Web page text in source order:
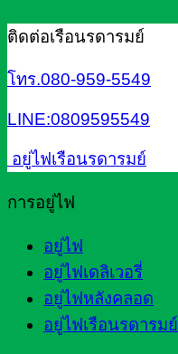
ติดต่อเรือนรดารมย์
โทร.080-959-5549
LINE:0809595549
อยู่ไฟเรือนรดารมย์
การอยู่ไฟ
อยู่ไฟ
อยู่ไฟเดลิเวอรี่
อยู่ไฟหลังคลอด
อยู่ไฟเรือนรดารมย์